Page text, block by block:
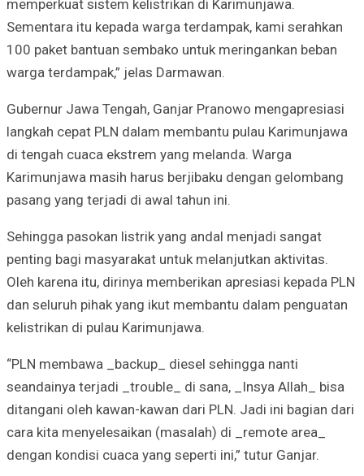
memperkuat sistem kelistrikan di Karimunjawa.
Sementara itu kepada warga terdampak, kami serahkan
100 paket bantuan sembako untuk meringankan beban
warga terdampak,” jelas Darmawan.
Gubernur Jawa Tengah, Ganjar Pranowo mengapresiasi
langkah cepat PLN dalam membantu pulau Karimunjawa
di tengah cuaca ekstrem yang melanda. Warga
Karimunjawa masih harus berjibaku dengan gelombang
pasang yang terjadi di awal tahun ini.
Sehingga pasokan listrik yang andal menjadi sangat
penting bagi masyarakat untuk melanjutkan aktivitas.
Oleh karena itu, dirinya memberikan apresiasi kepada PLN
dan seluruh pihak yang ikut membantu dalam penguatan
kelistrikan di pulau Karimunjawa.
“PLN membawa _backup_ diesel sehingga nanti
seandainya terjadi _trouble_ di sana, _Insya Allah_ bisa
ditangani oleh kawan-kawan dari PLN. Jadi ini bagian dari
cara kita menyelesaikan (masalah) di _remote area_
dengan kondisi cuaca yang seperti ini,” tutur Ganjar.